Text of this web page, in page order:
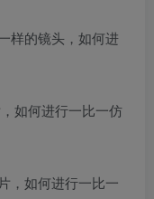
样的镜头，如何进
如何进行一比一仿
，如何进行一比一